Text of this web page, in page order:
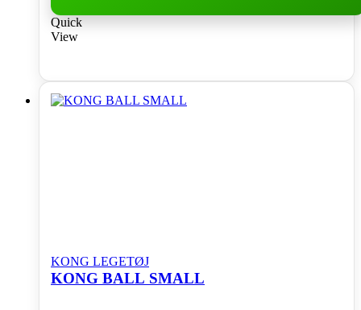
Quick
View
KONG LEGETØJ
KONG BALL SMALL